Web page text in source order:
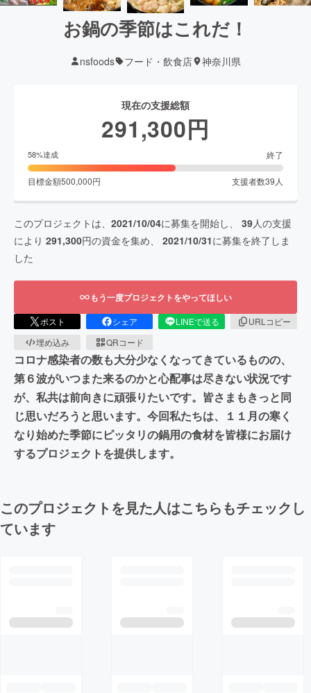
お鍋の季節はこれだ！
nsfoods フード・飲食店 神奈川県
現在の支援総額
291,300円
58%達成 終了
目標金額500,000円 支援者数39 人
このプロジェクトは、 2021/10/04に募集を開始し、 39人の支援
により 291,300円の資金を集め、 2021/10/31に募集を終了しま
した
もう一度プロジェクトをやってほしい
ポスト シェア LINEで送る
URLコピー
埋め込み
QRコード
コロナ感染者の数も大分少なくなってきているものの、
第６波がいつまた来るのかと心配事は尽きない状況です
が、私共は前向きに頑張りたいです。皆さまもきっと同
じ思いだろうと思います。今回私たちは、１１月の寒く
なり始めた季節にピッタリの鍋用の食材を皆様にお届け
するプロジェクトを提供します。
このプロジェクトを見た人はこちらもチェックし
ています